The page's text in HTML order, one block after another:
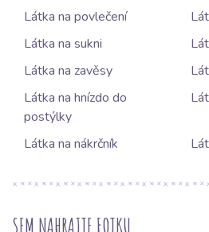
Látka na povlečení
Látka na sukni
Látka na zavěsy
Látka na hnízdo do
postýlky
Látka na nákrčník
SEM NAHRAJTE FOTKU